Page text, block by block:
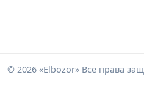
© 2026 «Elbozor» Все права